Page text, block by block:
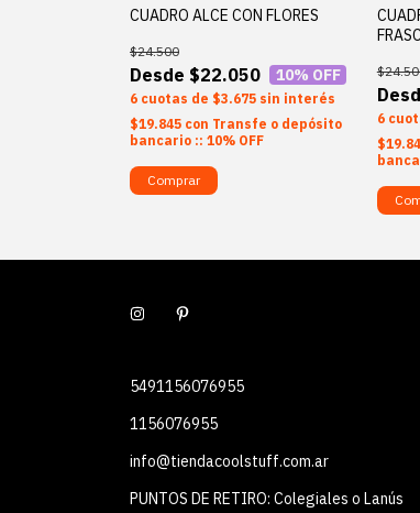
CUADRO ALCE CON FLORES
$22.050
$24.500
10% OFF
6 $3.675 sin interés
$19.845 con Transfe o depósito
bancario :: 10% OFF
Comprar
6
5491156076955
1156076955
info@tiendacoolstuff.com.ar
PUNTOS DE RETIRO: Colegiales o Lanús